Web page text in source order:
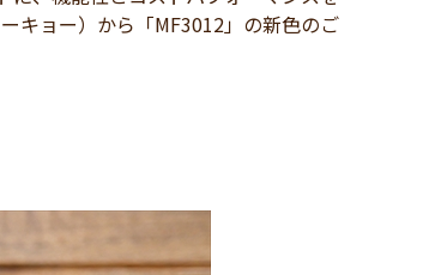
キョー）から「MF3012」の新色のご